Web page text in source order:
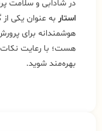
در شادابی و سلامت
استار به عنوان یکی از
هوشمندانه برای
هست؛ با رعایت نکات
بهره‌مند شوید.